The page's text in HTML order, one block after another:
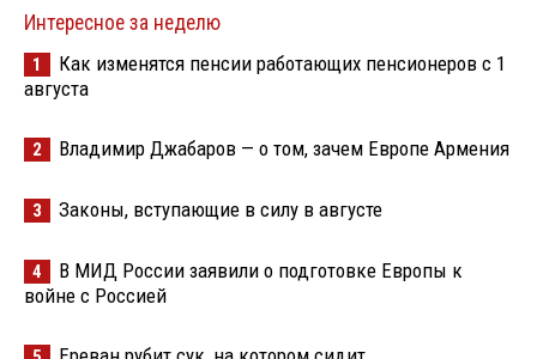
Интересное за неделю
1
Как изменятся пенсии работающих пенсионеров с 1
августа
2 Владимир Джабаров — о том, зачем Европе Армения
3 Законы, вступающие в силу в августе
4
В МИД России заявили о подготовке Европы к
войне с Россией